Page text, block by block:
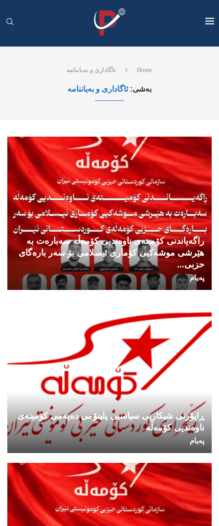
Home ئاگاداری و بەیاننامە
بەشی: ئاگاداری و بەیاننامە
راگەیاندنی کۆمیتەی ناوەندیی کۆمەڵە سەبارەت بە
هێرشی موشەکیی کۆماری ئیسلامی بۆ سەر بارەگای
حزبی...
پەیام
ڕاپۆرتی شیکاریی سیاسیی پلینۆمی دەیەمی کۆمیتەی
ناوەندیی کۆمەڵە
پەیام